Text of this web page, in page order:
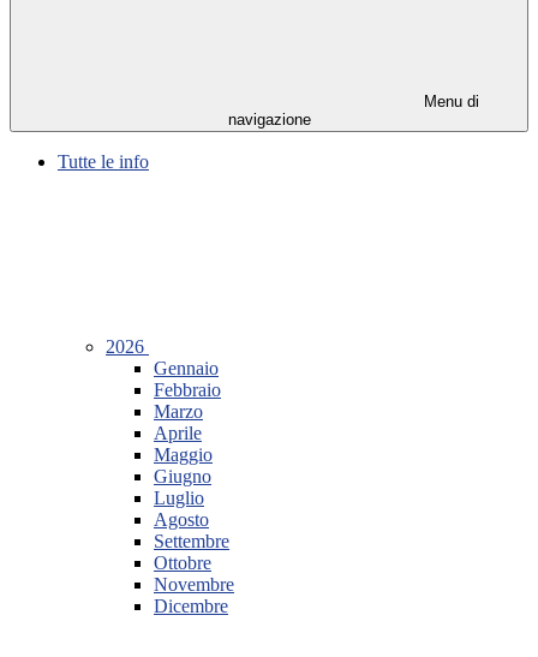
Menu di
navigazione
Tutte le info
2026
Gennaio
Febbraio
Marzo
Aprile
Maggio
Giugno
Luglio
Agosto
Settembre
Ottobre
Novembre
Dicembre